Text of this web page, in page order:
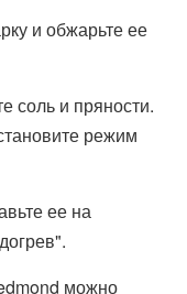
и обжарьте ее
соль и пряности.
режим
ее на
можно